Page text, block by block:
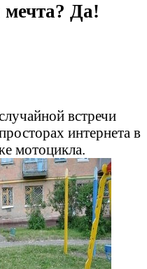
Да!
встречи
интернета в
мотоцикла.